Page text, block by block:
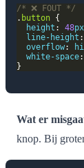
/* ❌ FOUT */
. button
height : 48px
line-height :
overflow:
white-space:
Wat er
knop. Bij